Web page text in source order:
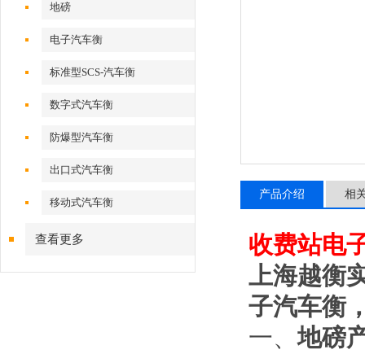
地磅
电子汽车衡
标准型SCS-汽车衡
数字式汽车衡
防爆型汽车衡
出口式汽车衡
移动式汽车衡
查看更多
产品介绍 相
收费站电
上海越衡
子汽车衡
一、地磅